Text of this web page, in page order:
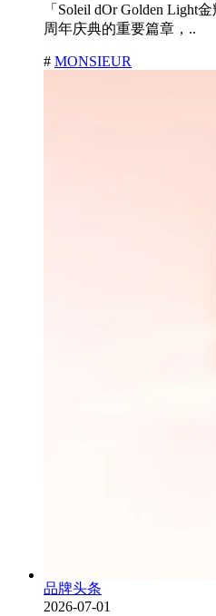
「Soleil dOr Golden Light
周年庆典的重要篇章，..
# MONSIEUR
品牌头条
2026-07-01